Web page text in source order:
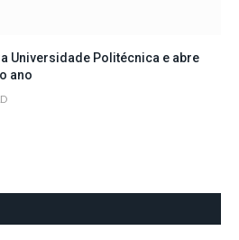
Universidade Politécnica e abre
ano